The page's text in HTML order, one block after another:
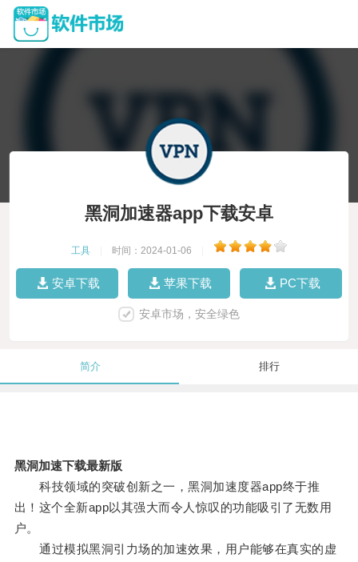
黑洞加速器app下载安卓
工具 时间：2024-01-06
安卓下载 苹果下载 PC下载
安卓市场，安全绿色
简介 排行
黑洞加速下载最新版
科技领域的突破创新之一，黑洞加速度器app终于推
出！这个全新app以其强大而令人惊叹的功能吸引了无数用
户。
通过模拟黑洞引力场的加速效果，用户能够在真实的虚